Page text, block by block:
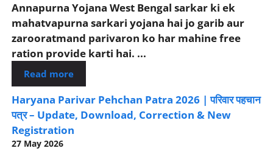
Annapurna Yojana West Bengal sarkar ki ek
mahatvapurna sarkari yojana hai jo garib aur
zarooratmand parivaron ko har mahine free
ration provide karti hai. ...
Read more
Haryana Parivar Pehchan Patra 2026 | परिवार पहचान
पत्र – Update, Download, Correction & New
Registration
27 May 2026